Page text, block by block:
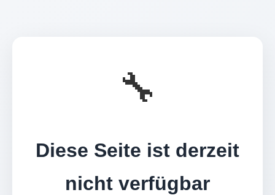
🔧
Diese Seite ist derzeit
nicht verfügbar